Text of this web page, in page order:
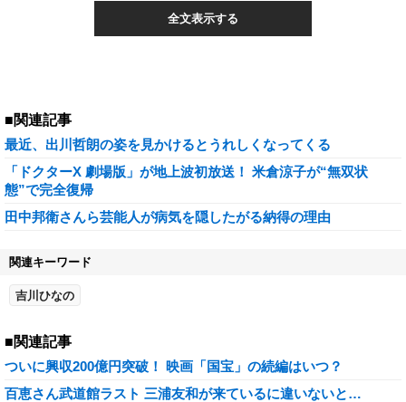
全文表示する
■関連記事
最近、出川哲朗の姿を見かけるとうれしくなってくる
「ドクターX 劇場版」が地上波初放送！ 米倉涼子が“無双状
態”で完全復帰
田中邦衛さんら芸能人が病気を隠したがる納得の理由
関連キーワード
吉川ひなの
■関連記事
ついに興収200億円突破！ 映画「国宝」の続編はいつ？
百恵さん武道館ラスト 三浦友和が来ているに違いないと…